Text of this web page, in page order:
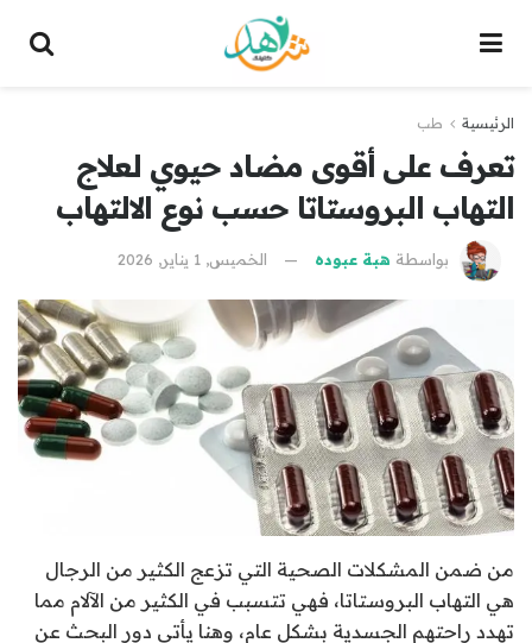
الرئيسية طب
تعرف على أقوى مضاد حيوي لعلاج
التهاب البروستاتا حسب نوع الالتهاب
بواسطة هبة عبوده الخميس, 1 يناير, 2026
من ضمن المشكلات الصحية التي تزعج الكثير من الرجال
هي التهاب البروستاتا، فهي تتسبب في الكثير من الآلام مما
تهدد راحتهم الجسدية بشكل عام، وهنا يأتي دور البحث عن